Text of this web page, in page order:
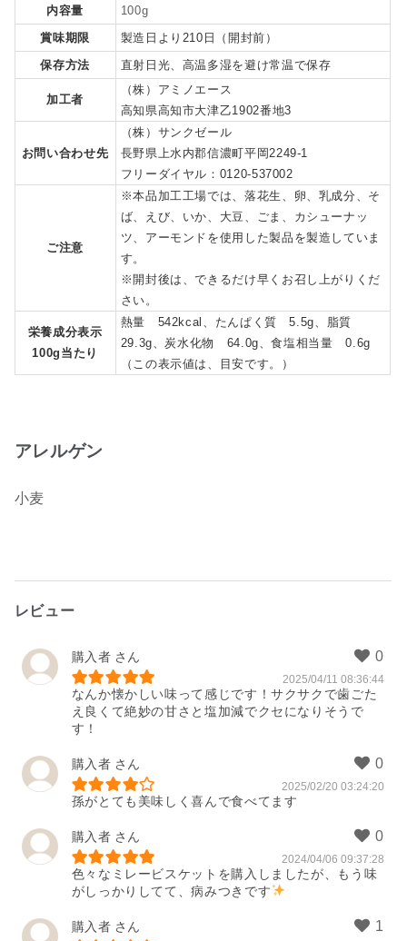
内容量
100g
賞味期限
製造日より210日（開封前）
保存方法
直射日光、高温多湿を避け常温で保存
加工者
（株）アミノエース
高知県高知市大津乙1902番地3
お問い合わせ先
（株）サンクゼール
長野県上水内郡信濃町平岡2249-1
フリーダイヤル：0120-537002
ご注意
※本品加工工場では、落花生、卵、乳成分、そ
ば、えび、いか、大豆、ごま、カシューナッ
ツ、アーモンドを使用した製品を製造していま
す。
※開封後は、できるだけ早くお召し上がりくだ
さい。
栄養成分表示
100g当たり
熱量 542kcal、たんぱく質 5.5g、脂質
29.3g、炭水化物 64.0g、食塩相当量 0.6g
（この表示値は、目安です。）
アレルゲン
小麦
レビュー
購入者
2025/04/11 08:36:44
なんか懐かしい味って感じです！サクサクで歯ごた
え良くて絶妙の甘さと塩加減でクセになりそうで
す！
購入者
2025/02/20 03:24:20
孫がとても美味しく喜んで食べてます
購入者
2024/04/06 09:37:28
色々なミレービスケットを購入しましたが、もう味
がしっかりしてて、病みつきです
購入者